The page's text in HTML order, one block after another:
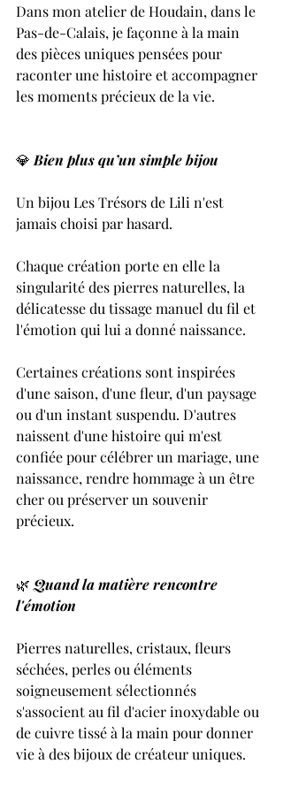
Dans mon atelier de Houdain, dans le
Pas-de-Calais, je façonne à la main
des pièces uniques pensées pour
raconter une histoire et accompagner
les moments précieux de la vie.
💎 Bien plus qu’un simple bijou
Un bijou Les Trésors de Lili n'est
jamais choisi par hasard.
Chaque création porte en elle la
singularité des pierres naturelles, la
délicatesse du tissage manuel du fil et
l'émotion qui lui a donné naissance.
Certaines créations sont inspirées
d'une saison, d'une fleur, d'un paysage
ou d'un instant suspendu. D'autres
naissent d'une histoire qui m'est
confiée pour célébrer un mariage, une
naissance, rendre hommage à un être
cher ou préserver un souvenir
précieux.
🌿 Quand la matière rencontre
l'émotion
Pierres naturelles, cristaux, fleurs
séchées, perles ou éléments
soigneusement sélectionnés
s'associent au fil d'acier inoxydable ou
de cuivre tissé à la main pour donner
vie à des bijoux de créateur uniques.